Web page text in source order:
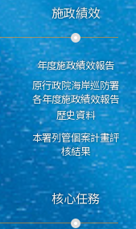
施政績效
年度施政績效報告
原行政院海岸巡防署
各年度施政績效報告
歷史資料
本署列管個案計畫評
核結果
核心任務